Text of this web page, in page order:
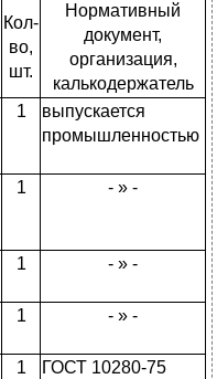
Кол-
во,
шт.
Нормативный
документ,
организация,
калькодержатель
1
выпускается
промышленностью
1 - » -
1 - » -
1 - » -
1 ГОСТ 10280-75